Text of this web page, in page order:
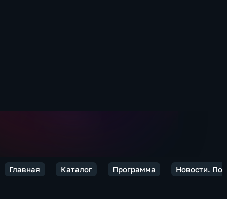
Главная Каталог Программа Новости.